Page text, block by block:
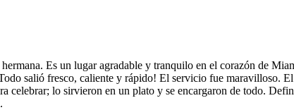
Es un lugar agradable y tranquilo en el corazón de
salió fresco, caliente y rápido! El servicio fue maravilloso.
celebrar; lo sirvieron en un plato y se encargaron de todo.